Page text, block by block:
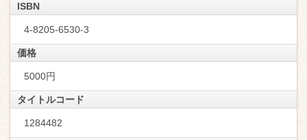
ISBN
4-8205-6530-3
価格
5000円
タイトルコード
1284482